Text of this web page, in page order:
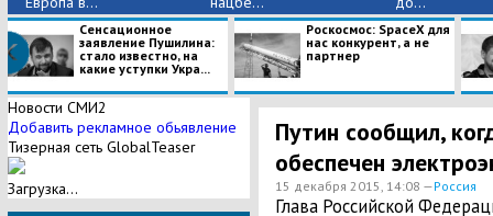
Сенсационное
заявление Пушилина:
стало известно, на
какие уступки Укра...
Роскосмос: SpaceX для
нас конкурент, а не
партнер
Новости СМИ2
Добавить рекламное обьявление
Тизерная сеть GlobalTeaser
Загрузка...
Путин сообщил,
обеспечен
15 декабря 2015, 14:08 —Россия
Глава Российской